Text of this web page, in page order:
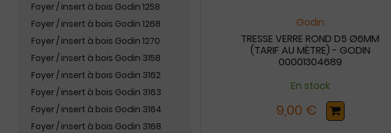
Foyer / insert à bois Godin 1258
Foyer / insert à bois Godin 1268
Foyer / insert à bois Godin 1270
Foyer / insert à bois Godin 3158
Foyer / insert à bois Godin 3162
Foyer / insert à bois Godin 3163
Foyer / insert à bois Godin 3164
Foyer / insert à bois Godin 3168
Godin
TRESSE VERRE ROND D5 Ø6MM
(TARIF AU MÈTRE) - GODIN
00001304689
En stock
9,00 €